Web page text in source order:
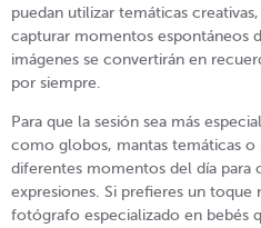
puedan utilizar temáticas
capturar momentos espontáneos
imágenes se convertirán en
por siempre.
Para que la sesión sea más
como globos, mantas temáticas
diferentes momentos del día para
expresiones. Si prefieres un
fotógrafo especializado en bebés